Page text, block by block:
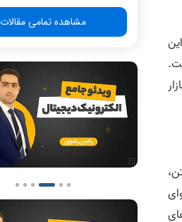
مشاهده تمامی مقالات